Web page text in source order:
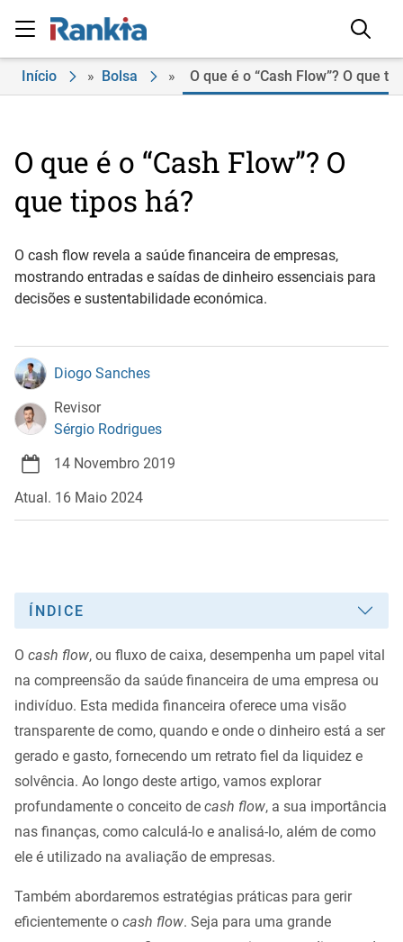
Início » Bolsa » O que é o “Cash Flow”? O que
O que é o “Cash Flow”? O
que tipos há?
O cash flow revela a saúde financeira de empresas,
mostrando entradas e saídas de dinheiro essenciais para
decisões e sustentabilidade económica.
Diogo Sanches
Revisor
Sérgio Rodrigues
14 Novembro 2019
Atual. 16 Maio 2024
ÍNDICE
O cash flow, ou fluxo de caixa, desempenha um papel vital
na compreensão da saúde financeira de uma empresa ou
indivíduo. Esta medida financeira oferece uma visão
transparente de como, quando e onde o dinheiro está a ser
gerado e gasto, fornecendo um retrato fiel da liquidez e
solvência. Ao longo deste artigo, vamos explorar
profundamente o conceito de cash flow, a sua importância
nas finanças, como calculá-lo e analisá-lo, além de como
ele é utilizado na avaliação de empresas.
Também abordaremos estratégias práticas para gerir
eficientemente o cash flow. Seja para uma grande